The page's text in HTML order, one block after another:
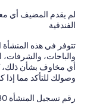
لم يقدم المضيف أي
الفندقية
تتوفر في هذه المنشأة
والباحات، والشرفات،
أي مخاوف بشأن ذلك،
وصولك للتأكد مما إذا
رقم تسجيل المنشأة ⁦10013330⁩